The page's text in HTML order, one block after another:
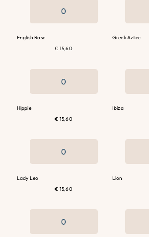
English Rose
€ 15,60
Greek Aztec
Hippie
€ 15,60
Ibiza
Lady Leo
€ 15,60
Lion